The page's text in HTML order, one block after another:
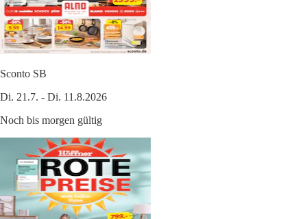
Sconto SB
Di. 21.7. - Di. 11.8.2026
Noch bis morgen gültig